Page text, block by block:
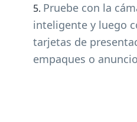
Pruebe con la
inteligente y luego
tarjetas de
empaques o